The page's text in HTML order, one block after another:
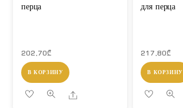
перца
202,70₾
В КОРЗИНУ
Share
для перца
217,80₾
В КОРЗИНУ